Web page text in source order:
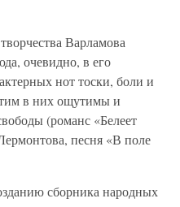
Варламова
очевидно, в его
нот тоски, боли и
в них ощутимы и
(романс «Белеет
песня «В поле
сборника народных